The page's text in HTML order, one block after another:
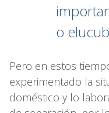
o
Pero en estos
experimentado la
doméstico y lo